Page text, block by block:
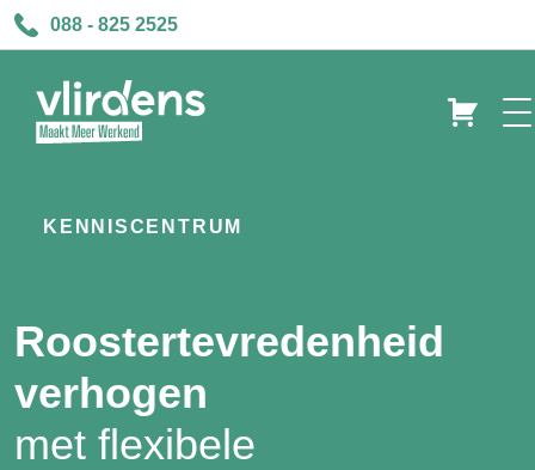
088 - 825 2525
KENNISCENTRUM
Roostertevredenheid
verhogen
met flexibele